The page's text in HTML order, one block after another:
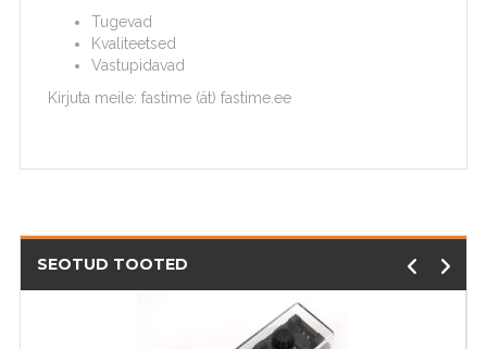
Tugevad
Kvaliteetsed
Vastupidavad
Kirjuta meile: fastime (ät) fastime.ee
SEOTUD TOOTED